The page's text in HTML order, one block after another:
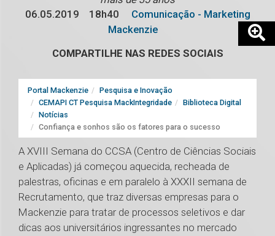
06.05.2019
18h40
Comunicação - Marketing
Mackenzie
COMPARTILHE NAS REDES SOCIAIS
Portal Mackenzie
Pesquisa e Inovação
CEMAPI CT Pesquisa MackIntegridade
Biblioteca Digital
Notícias
Confiança e sonhos são os fatores para o sucesso
A XVIII Semana do CCSA (Centro de Ciências Sociais
e Aplicadas) já começou aquecida, recheada de
palestras, oficinas e em paralelo à XXXII semana de
Recrutamento, que traz diversas empresas para o
Mackenzie para tratar de processos seletivos e dar
dicas aos universitários ingressantes no mercado